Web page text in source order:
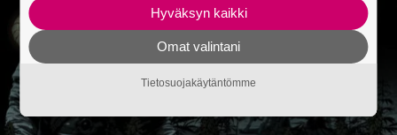
Hyväksyn kaikki
Omat valintani
Tietosuojakäytäntömme